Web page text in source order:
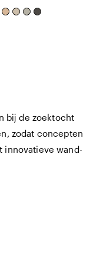
bij de zoektocht
zodat concepten
innovatieve wand-